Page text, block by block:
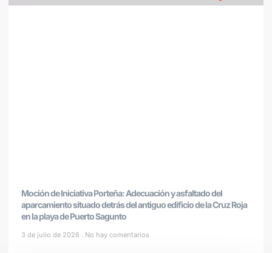
Moción de Iniciativa Porteña: Adecuación y asfaltado del
aparcamiento situado detrás del antiguo edificio de la Cruz Roja
en la playa de Puerto Sagunto
3 de julio de 2026 No hay comentarios